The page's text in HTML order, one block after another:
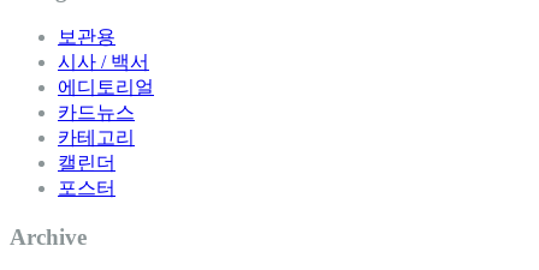
보관용
시사 / 백서
에디토리얼
카드뉴스
카테고리
캘린더
포스터
Archive